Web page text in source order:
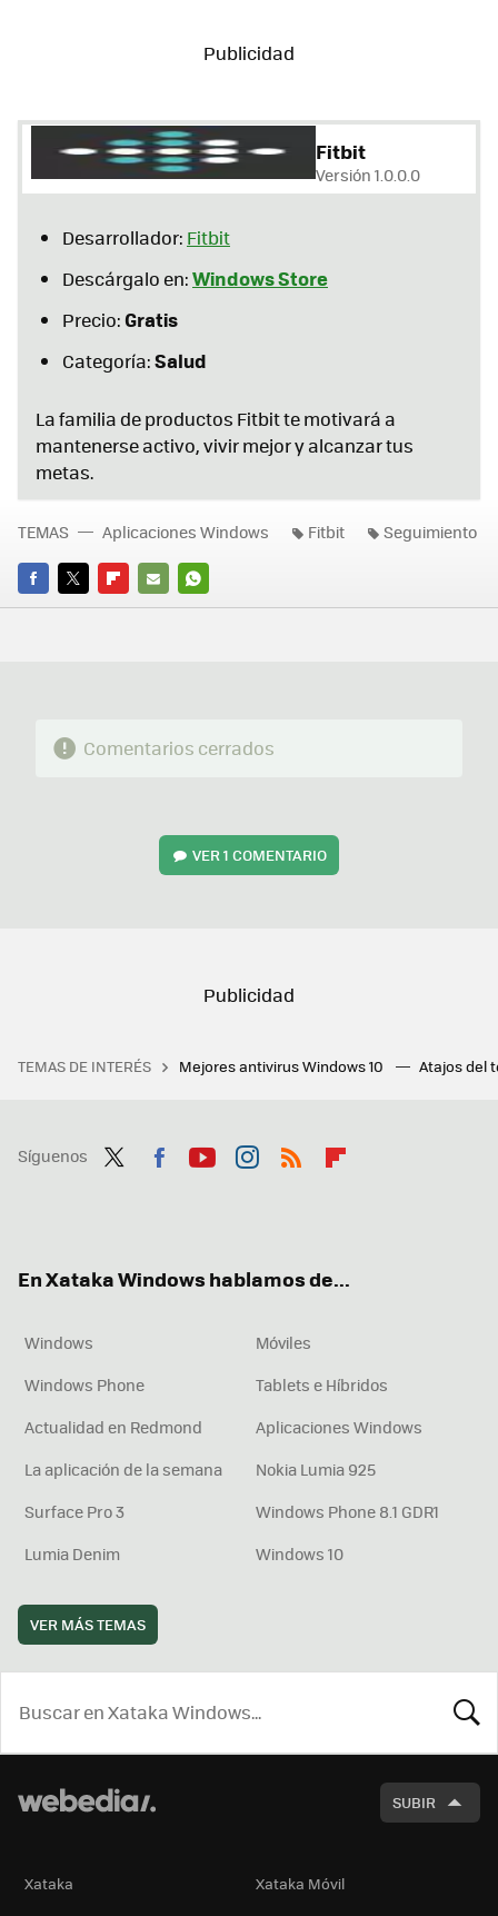
Fitbit
Versión 1.0.0.0
Desarrollador: Fitbit
Descárgalo en:Windows Store
Precio:Gratis
Categoría:Salud
La familia de productos Fitbit te motivará a
mantenerse activo, vivir mejor y alcanzar tus
metas.
FACEBOOK
TWITTERFLIPBOARD
E-
WHATSAPP
TEMAS Aplicaciones Windows Fitbit Seguimiento
Comentarios cerrados
VER1 COMENTARIO
TEMAS DE INTERÉS Mejores antivirus Windows 10 Atajos del
Síguenos
En Xataka Windows hablamos de...
Windows
Móviles
Windows Phone
Tablets e Híbridos
Actualidad en Redmond
Aplicaciones Windows
La aplicación de la semana
Nokia Lumia 925
Surface Pro 3
Windows Phone 8.1 GDR1
Lumia Denim
Windows 10
VER MÁS TEMAS
SUBIR
Xataka
Xataka Móvil